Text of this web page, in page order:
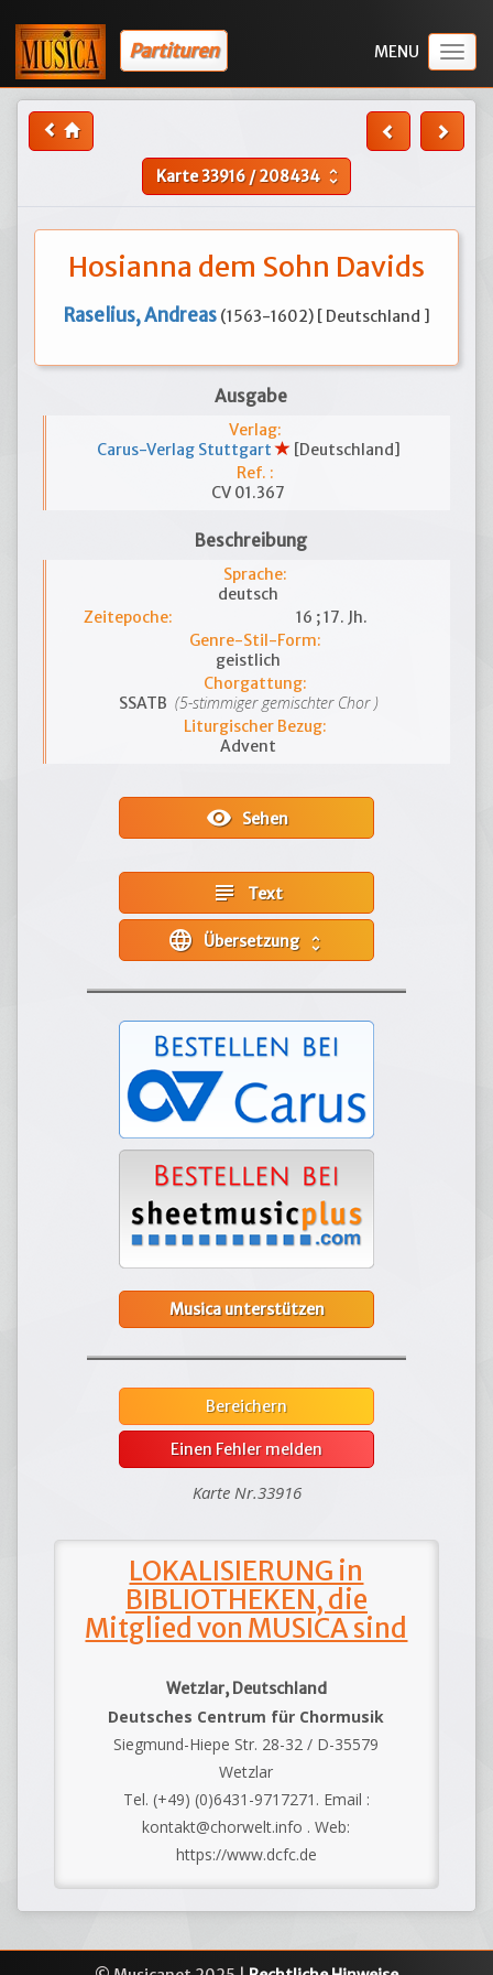
Partituren
Karte33916/208434 unfold_more
Hosianna dem Sohn Davids
Raselius, Andreas (1563-1602) [ Deutschland ]
Ausgabe
Verlag:
Carus-Verlag Stuttgart
[Deutschland]
Ref. :
CV 01.367
Beschreibung
Sprache:
deutsch
Zeitepoche:
16 ; 17. Jh.
Genre-Stil-Form:
geistlich
Chorgattung:
SSATB (5-stimmiger gemischter Chor )
Liturgischer Bezug:
Advent
visibilitySehen
subject Text
language unfold_more
Musica unterstützen
Bereichern
Einen Fehler melden
Karte Nr.33916
LOKALISIERUNG in
BIBLIOTHEKEN, die
Mitglied von MUSICA sind
Wetzlar, Deutschland
Deutsches Centrum für Chormusik
Siegmund-Hiepe Str. 28-32 / D-35579
Wetzlar
Tel. (+49) (0)6431-9717271. Email :
kontakt@chorwelt.info . Web:
https://www.dcfc.de